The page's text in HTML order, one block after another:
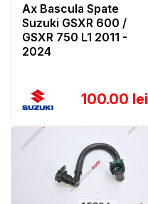
Ax Bascula Spate
Suzuki GSXR 600 /
GSXR 750 L1 2011 -
2024
100.00 lei